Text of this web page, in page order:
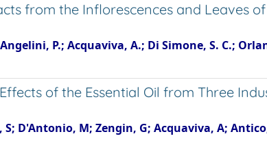
from the Inflorescences and Leaves
P.; Acquaviva, A.; Di Simone, S. C.;
of the Essential Oil from Three
D'Antonio, M; Zengin, G; Acquaviva, A;